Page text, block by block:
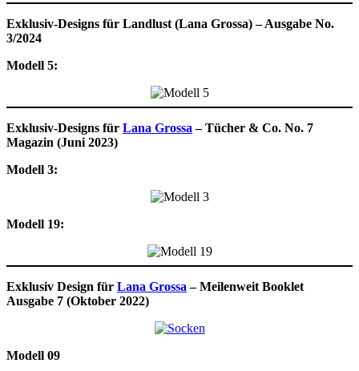
Exklusiv-Designs für Landlust (Lana Grossa) – Ausgabe No.
3/2024
Modell 5:
Exklusiv-Designs für Lana Grossa– Tücher & Co. No. 7
Magazin (Juni 2023)
Modell 3:
Modell 19:
Exklusiv Design für Lana Grossa– Meilenweit Booklet
Ausgabe 7 (Oktober 2022)
Modell 09